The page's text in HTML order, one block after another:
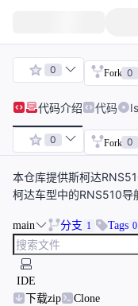
0 Fork 0
代码介绍 代码
0 Fork 0
本仓库提供斯柯达
柯达车型中的RNS510
main 分支 1 Tags 0
IDE
下载zip
Clone